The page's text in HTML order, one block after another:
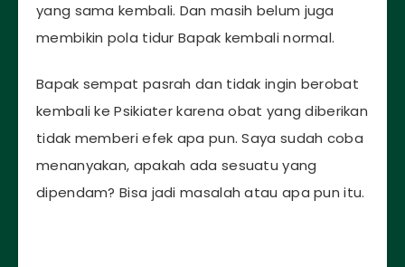
yang sama kembali. Dan masih belum juga
membikin pola tidur Bapak kembali normal.
Bapak sempat pasrah dan tidak ingin berobat
kembali ke Psikiater karena obat yang diberikan
tidak memberi efek apa pun. Saya sudah coba
menanyakan, apakah ada sesuatu yang
dipendam? Bisa jadi masalah atau apa pun itu.